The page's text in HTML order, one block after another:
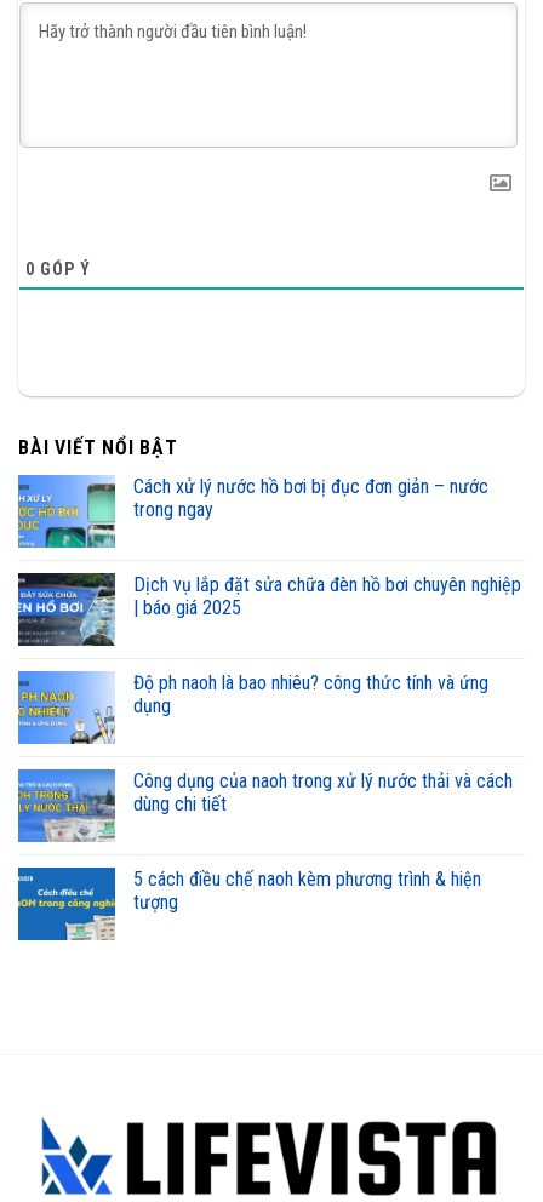
0 GÓP Ý
BÀI VIẾT NỔI BẬT
cách xử lý nước hồ bơi bị đục đơn giản – nước
trong ngay
dịch vụ lắp đặt sửa chữa đèn hồ bơi chuyên nghiệp
| báo giá 2025
độ ph naoh là bao nhiêu? công thức tính và ứng
dụng
công dụng của naoh trong xử lý nước thải và cách
dùng chi tiết
5 cách điều chế naoh kèm phương trình & hiện
tượng